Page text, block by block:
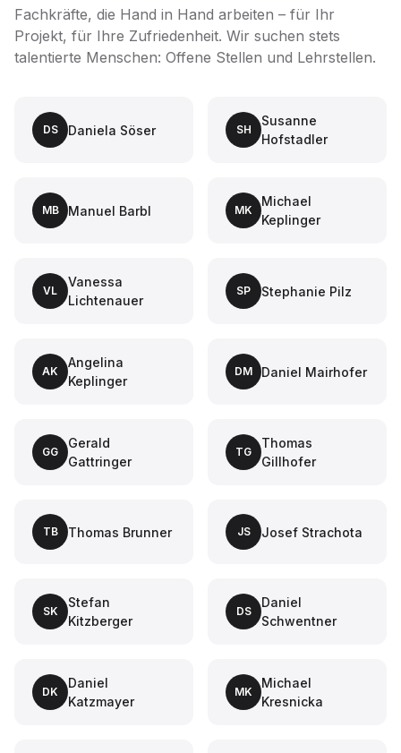
Fachkräfte, die Hand in Hand arbeiten – für Ihr
Projekt, für Ihre Zufriedenheit. Wir suchen stets
talentierte Menschen: Offene Stellen und Lehrstellen.
DS Daniela Söser SH
Susanne
Hofstadler
MB Manuel Barbl MK
Michael
Keplinger
VL
Vanessa
Lichtenauer
SP Stephanie Pilz
AK
Angelina
Keplinger
DM Daniel Mairhofer
GG
Gerald
Gattringer
TG
Thomas
Gillhofer
TB Thomas Brunner JS Josef Strachota
SK
Stefan
Kitzberger
DS
Daniel
Schwentner
DK
Daniel
Katzmayer
MK
Michael
Kresnicka